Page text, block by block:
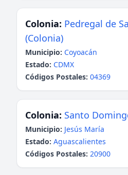
Colonia: Pedregal de
(Colonia)
Municipio: Coyoacán
Estado: CDMX
Códigos Postales: 04369
Colonia: Santo
Municipio: Jesús María
Estado: Aguascalientes
Códigos Postales: 20900